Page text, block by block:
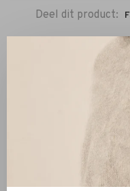
Deel dit product:
Reviews
De Shawl Cassy Stripe
comfortabele
fijne streeppatroon in
frisse en elegante